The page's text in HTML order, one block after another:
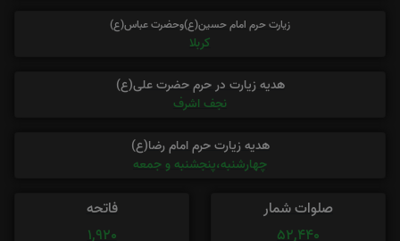
زیارت حرم امام حسین(ع)وحضرت عباس(ع)
کربلا
هدیه زیارت در حرم حضرت علی(ع)
نجف اشرف
هدیه زیارت حرم امام رضا(ع)
چهارشنبه،پنجشنبه و جمعه
صلوات شمار
52,440
فاتحه
1,920